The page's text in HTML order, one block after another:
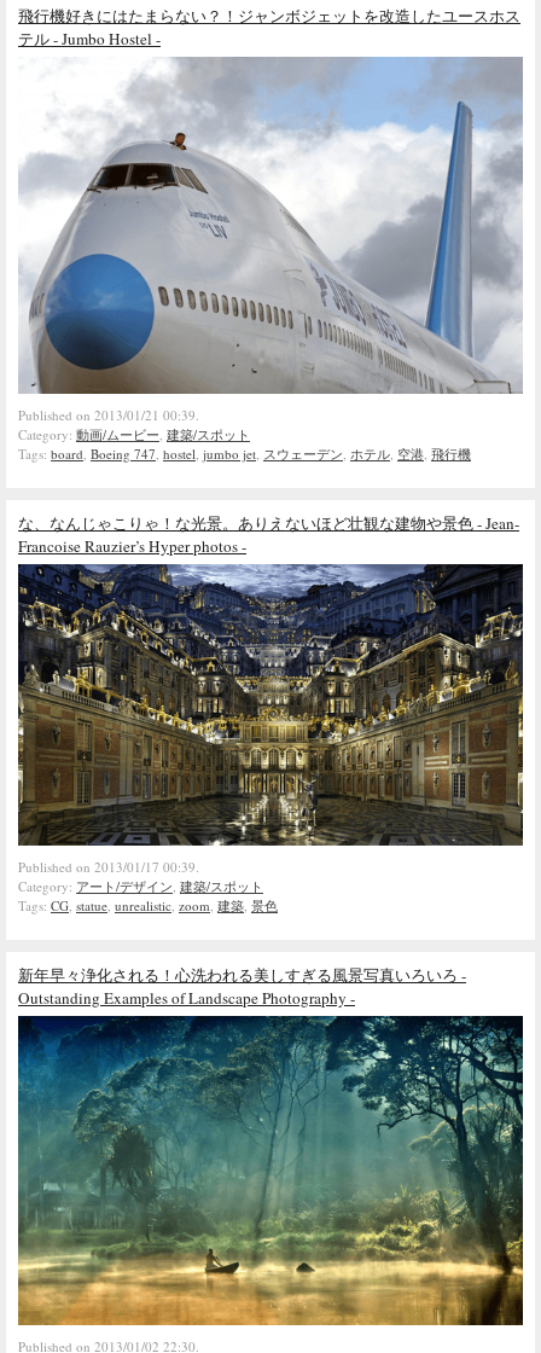
飛行機好きにはたまらない？！ジャンボジェットを改造したユースホス
テル - Jumbo Hostel -
Published on 2013/01/21 00:39.
Category: 動画/ムービー 建築/スポット
Tags: board Boeing 747 hostel jumbo jet スウェーデン ホテル 空港 飛行機
な、なんじゃこりゃ！な光景。ありえないほど壮観な建物や景色 - Jean-
Francoise Rauzier’s Hyper photos -
Published on 2013/01/17 00:39.
Category: アート/デザイン, 建築/スポット
Tags: CG, statue, unrealistic, zoom, 建築, 景色
新年早々浄化される！心洗われる美しすぎる風景写真いろいろ -
Outstanding Examples of Landscape Photography -
Published on 2013/01/02 22:30.